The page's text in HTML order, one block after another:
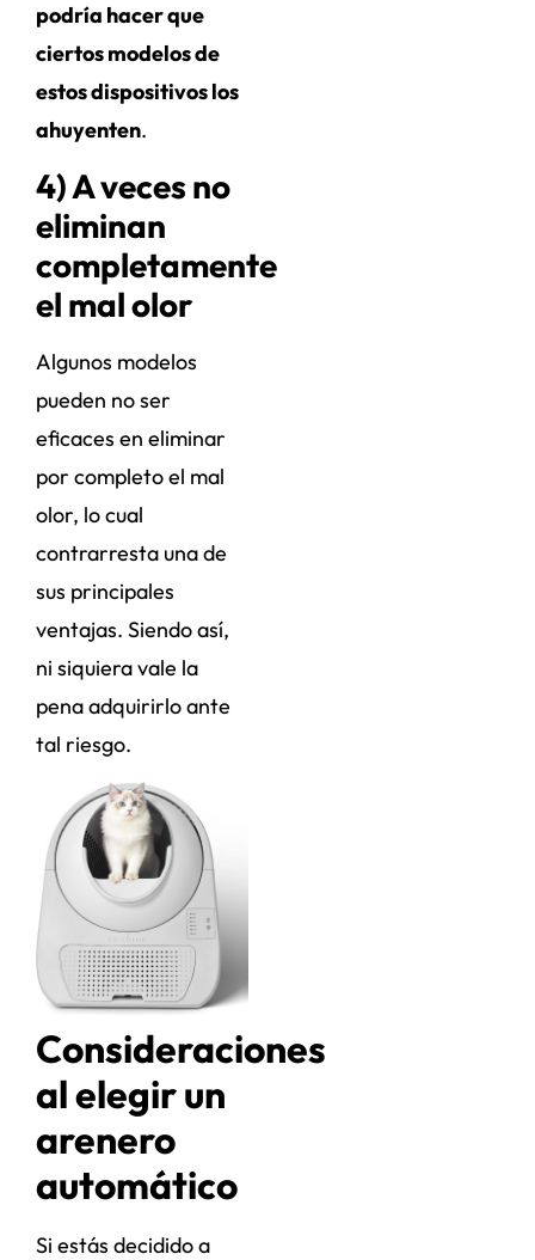
podría hacer que
ciertos modelos de
estos dispositivos los
ahuyenten.
4) A veces no
eliminan
completamente
el mal olor
Algunos modelos
pueden no ser
eficaces en eliminar
por completo el mal
olor, lo cual
contrarresta una de
sus principales
ventajas. Siendo así,
ni siquiera vale la
pena adquirirlo ante
tal riesgo.
Consideraciones
al elegir un
arenero
automático
Si estás decidido a